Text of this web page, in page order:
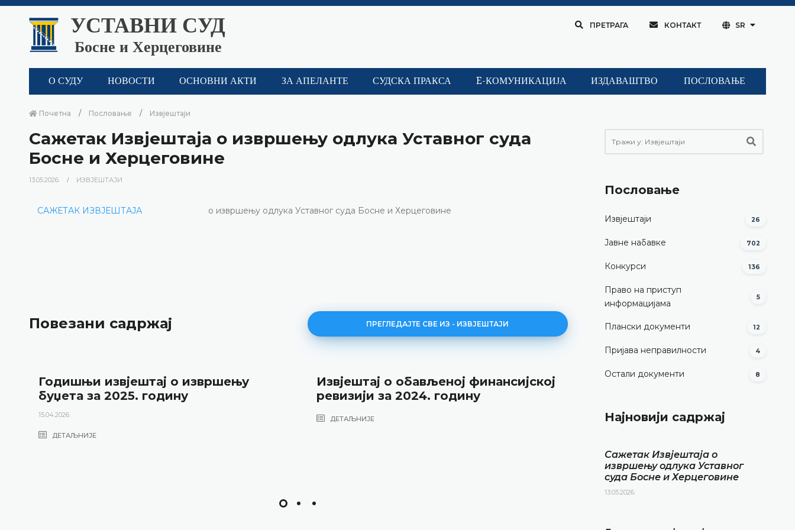
УСТАВНИ СУД
Босне и Херцеговине
ПРЕТРАГА КОНТАКТ SR
О СУДУ НОВОСТИ ОСНОВНИ АКТИ ЗА АПЕЛАНТЕ СУДСКА ПРАКСА E-КОМУНИКАЦИЈА ИЗДАВАШТВО ПОСЛОВАЊЕ
Почетна Пословање Извјештаји
Сажетак Извјештаја о извршењу одлука Уставног суда
Босне и Херцеговине
13.05.2026. ИЗВЈЕШТАЈИ
САЖЕТАК ИЗВЈЕШТАЈА о извршењу одлука Уставног суда Босне и Херцеговине
Повезани садржај ПРЕГЛЕДАЈТЕ СВЕ ИЗ - ИЗВЈЕШТАЈИ
Годишњи извјештај о извршењу
буџета за 2025. годину
15.04.2026.
ДЕТАЉНИЈЕ
Извјештај о обављеној финансијској
ревизији за 2024. годину
ДЕТАЉНИЈЕ
Годишњи извјештај о
16.04.2025.
Пословање
Извјештаји 26
Јавне набавке 702
Конкурси 136
Право на приступ
информацијама
5
Плански документи 12
Пријава неправилности 4
Остали документи 8
Најновији садржај
Сажетак Извјештаја о
извршењу одлука Уставног
суда Босне и Херцеговине
13.05.2026.